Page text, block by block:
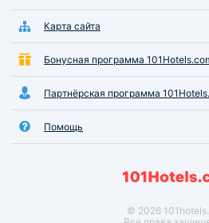
Карта сайта
Бонусная программа
Партнёрская программа
Помощь
© 2026